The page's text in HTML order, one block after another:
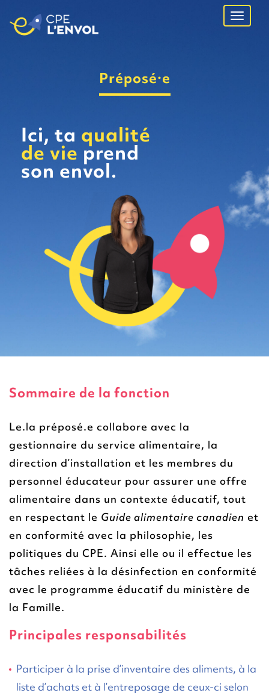
Ouvrir
Préposé·e
Ici, ta qualité
de vie prend
son envol.
Sommaire de la fonction
Le.la préposé.e collabore avec la
gestionnaire du service alimentaire, la
direction d’installation et les membres du
personnel éducateur pour assurer une offre
alimentaire dans un contexte éducatif, tout
en respectant le Guide alimentaire canadien et
en conformité avec la philosophie, les
politiques du CPE. Ainsi elle ou il effectue les
tâches reliées à la désinfection en conformité
avec le programme éducatif du ministère de
la Famille.
Principales responsabilités
Participer à la prise d’inventaire des aliments, à la
liste d’achats et à l’entreposage de ceux-ci selon